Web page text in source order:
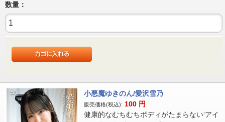
数量：
小悪魔ゆきのん/愛沢雪乃
販売価格(税込): 100 円
健康的なむちむちボディがたまらない‘アイ